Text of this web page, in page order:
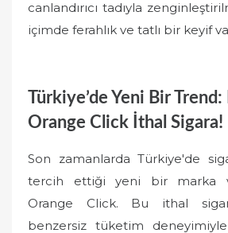
canlandırıcı tadıyla
içimde ferahlık ve tatlı bir keyif
Türkiye’de Yeni Bir
Orange Click İthal Sigara!
Son zamanlarda Türkiye'de
tercih ettiği yeni bir marka
Orange Click. Bu ithal
benzersiz tüketim